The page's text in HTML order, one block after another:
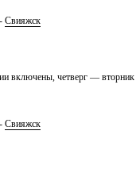
- Свияжск
включены, четверг — вторник
- Свияжск